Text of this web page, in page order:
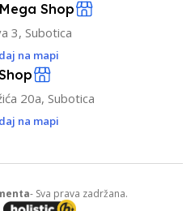
Shop
3, Subotica
na mapi
20a, Subotica
na mapi
- Sva prava zadržana.